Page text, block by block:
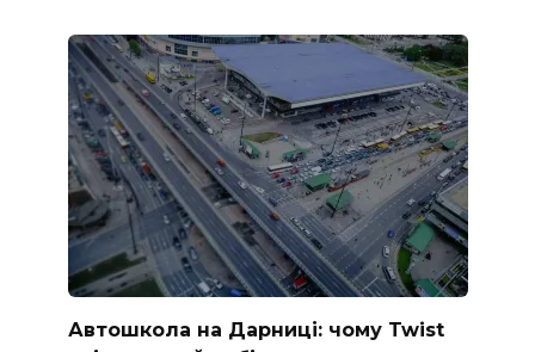
Автошкола на Дарниці: чому Twist